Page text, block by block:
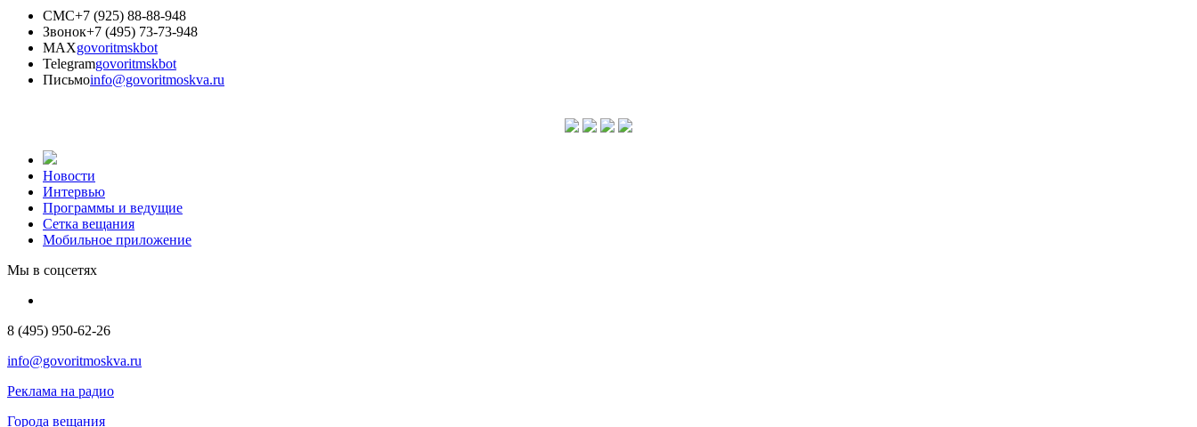
СМС+7 (925) 88-88-948
Звонок+7 (495) 73-73-948
MAXgovoritmskbot
Telegramgovoritmskbot
Письмоinfo@govoritmoskva.ru
Новости
Интервью
Программы и ведущие
Сетка вещания
Мобильное приложение
Мы в соцсетях
8 (495) 950-62-26
info@govoritmoskva.ru
Реклама на радио
Города вещания